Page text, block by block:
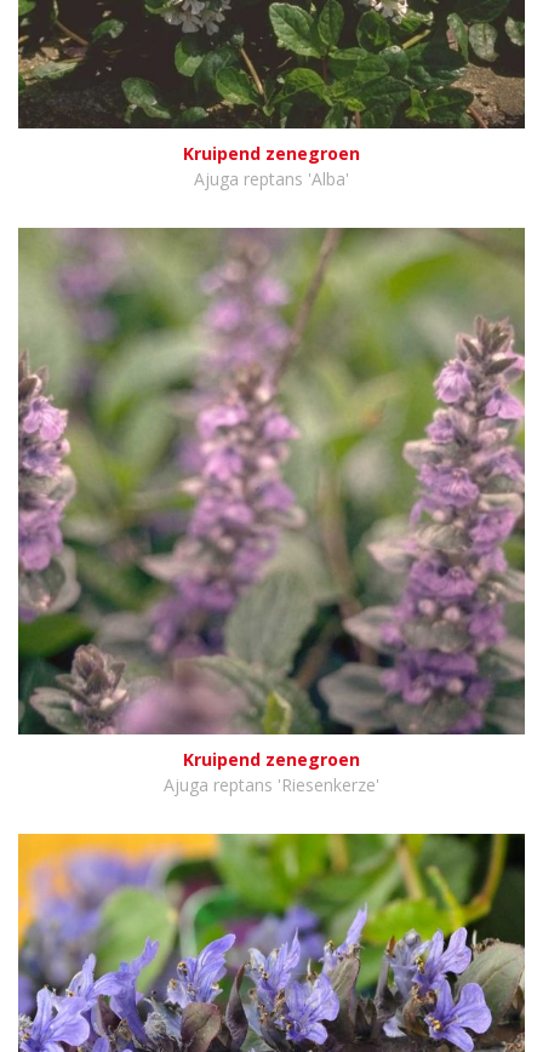
Kruipend zenegroen
Ajuga reptans 'Alba'
Kruipend zenegroen
Ajuga reptans 'Riesenkerze'